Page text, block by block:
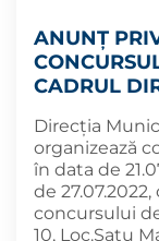
ANUNȚ
CADRUL
Direcția
organizează
în data de
de
concursului
10, Loc.Satu